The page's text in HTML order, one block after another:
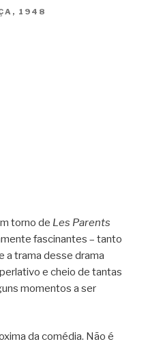
1948
torno de Les Parents
fascinantes – tanto
a trama desse drama
e cheio de tantas
momentos a ser
da comédia. Não é